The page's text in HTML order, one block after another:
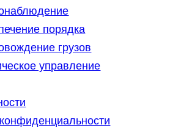
порядка
грузов
управление